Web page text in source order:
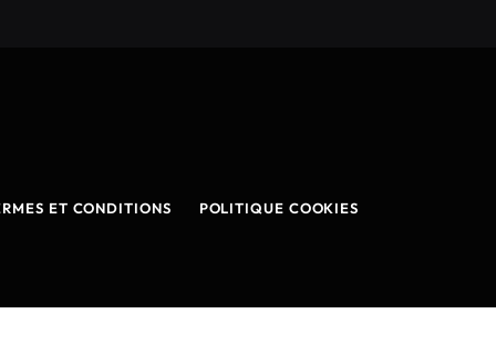
ET CONDITIONS POLITIQUE COOKIES